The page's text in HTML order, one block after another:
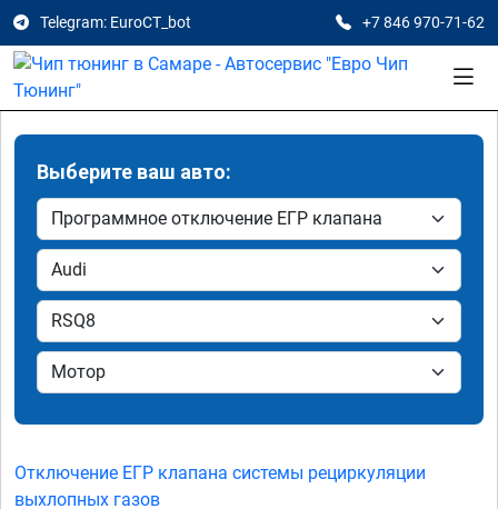
Telegram: EuroCT_bot +7 846 970-71-62
Выберите ваш авто:
Отключение ЕГР клапана системы рециркуляции
выхлопных газов